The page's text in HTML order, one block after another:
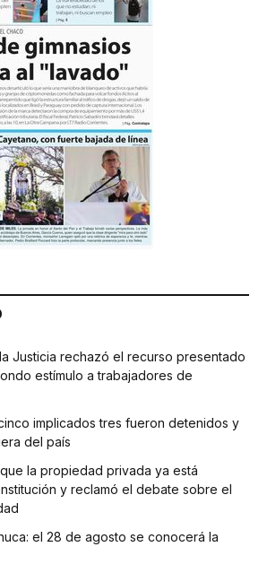
Justicia rechazó el recurso presentado
estímulo a trabajadores de
implicados tres fueron detenidos y
del país
la propiedad privada ya está
y reclamó el debate sobre el
el 28 de agosto se conocerá la